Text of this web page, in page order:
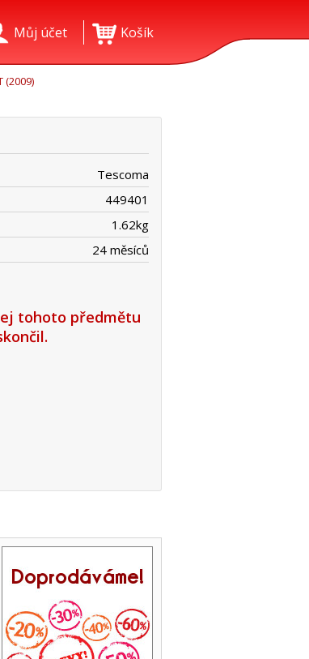
Košík
Můj účet
(2009)
Tescoma
449401
1.62kg
24 měsíců
tohoto předmětu